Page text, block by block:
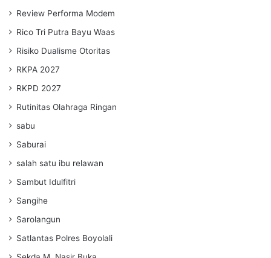
Review Performa Modem
Rico Tri Putra Bayu Waas
Risiko Dualisme Otoritas
RKPA 2027
RKPD 2027
Rutinitas Olahraga Ringan
sabu
Saburai
salah satu ibu relawan
Sambut Idulfitri
Sangihe
Sarolangun
Satlantas Polres Boyolali